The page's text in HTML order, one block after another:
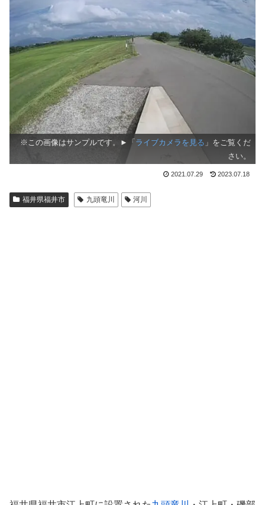
※この画像はサンプルです。►「ライブカメラを見る 」をご覧くだ
さい。
2021.07.29 2023.07.18
福井県福井市 九頭竜川 河川